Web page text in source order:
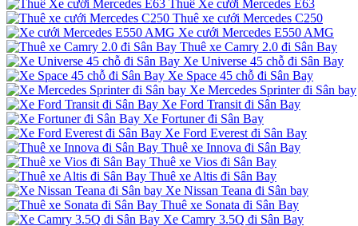
Thuê Xe cưới Mercedes E63
Thuê xe cưới Mercedes C250
Xe cưới Mercedes E550 AMG
Thuê xe Camry 2.0 đi Sân Bay
Xe Universe 45 chỗ đi Sân Bay
Xe Space 45 chỗ đi Sân Bay
Xe Mercedes Sprinter đi Sân bay
Xe Ford Transit đi Sân Bay
Xe Fortuner đi Sân Bay
Xe Ford Everest đi Sân Bay
Thuê xe Innova đi Sân Bay
Thuê xe Vios đi Sân Bay
Thuê xe Altis đi Sân Bay
Xe Nissan Teana đi Sân bay
Thuê xe Sonata đi Sân Bay
Xe Camry 3.5Q đi Sân Bay